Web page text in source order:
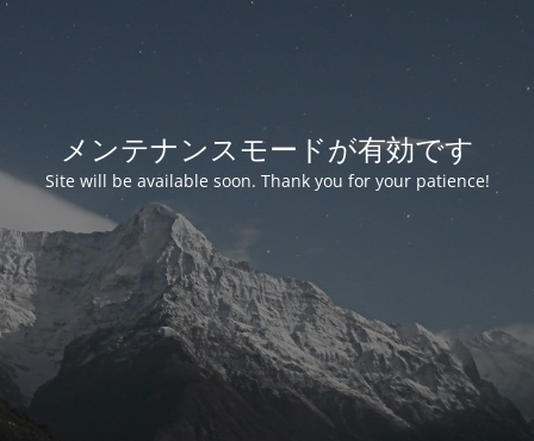
メンテナンスモードが有効です
Site will be available soon. Thank you for your patience!